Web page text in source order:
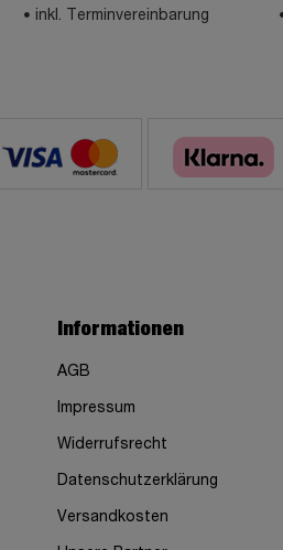
inkl. Terminvereinbarung
Informationen
AGB
Impressum
Widerrufsrecht
Datenschutzerklärung
Versandkosten